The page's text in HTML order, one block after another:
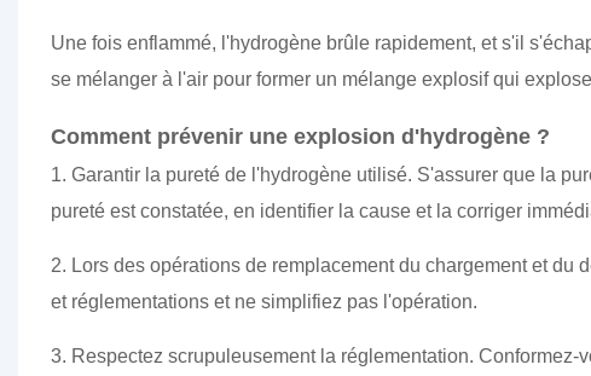
Une fois enflammé, l'hydrogène brûle rapidement, et s'il
se mélanger à l'air pour former un mélange explosif qui
Comment prévenir une explosion d'hydrogène ?
1. Garantir la pureté de l'hydrogène utilisé. S'assurer que la
pureté est constatée, en identifier la cause et la corriger
2. Lors des opérations de remplacement du chargement et
et réglementations et ne simplifiez pas l'opération.
3. Respectez scrupuleusement la réglementation.